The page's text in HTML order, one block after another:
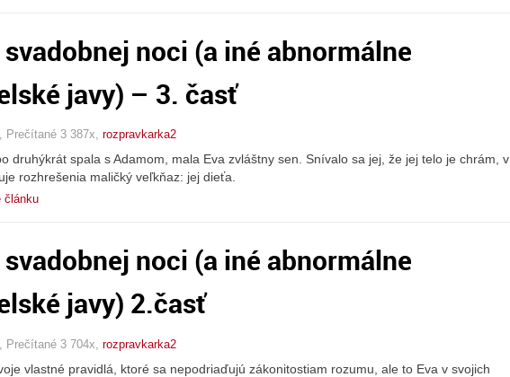
noci (a iné abnormálne
javy) – 3. časť
Prečítané 3 387x, rozpravkarka2
druhýkrát spala s Adamom, mala Eva zvláštny sen. Snívalo sa jej, že jej telo je chrám, v
rozhrešenia maličký veľkňaz: jej dieťa.
článku
noci (a iné abnormálne
javy) 2.časť
Prečítané 3 704x, rozpravkarka2
vlastné pravidlá, ktoré sa nepodriaďujú zákonitostiam rozumu, ale to Eva v svojich